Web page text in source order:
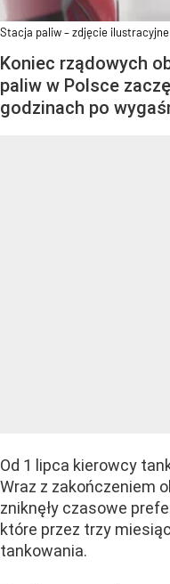
Stacja paliw – zdjęcie ilustracyjne
Koniec rządowych
paliw w Polsce
godzinach po
Od 1 lipca kierowcy
Wraz z zakończeniem
zniknęły czasowe
które przez trzy
tankowania.